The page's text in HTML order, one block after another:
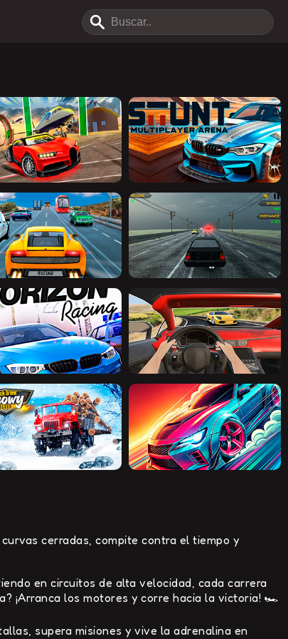
cerradas, compite contra el tiempo y
en circuitos de alta velocidad, cada carrera
¡Arranca los motores y corre hacia la victoria! 🏎️
supera misiones y vive la adrenalina en